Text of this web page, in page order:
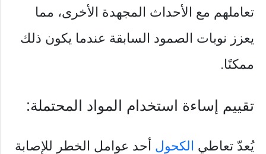
تعاملهم مع الأحداث المجهدة الأخرى، مما
يعزز نوبات الصمود السابقة عندما يكون ذلك
ممكنًا.
تقييم إساءة استخدام المواد المحتملة:
يُعدّ تعاطي الكحول أحد عوامل الخطر للإصابة